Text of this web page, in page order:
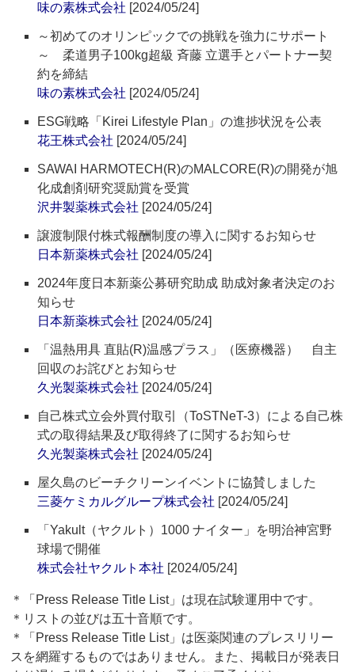
味の素株式会社 [2024/05/24]
～初めてのオリンピックでの挑戦を強力にサポート
～ 柔道男子100kg超級 斉藤 立選手とパートナー契
約を締結
味の素株式会社 [2024/05/24]
ESG戦略「Kirei Lifestyle Plan」の進捗状況を公表
花王株式会社 [2024/05/24]
SAWAI HARMOTECH(R)のMALCORE(R)の開発が旭
化成創剤研究奨励賞を受賞
沢井製薬株式会社 [2024/05/24]
譲渡制限付株式報酬制度の導入に関するお知らせ
日本新薬株式会社 [2024/05/24]
2024年度日本新薬公募研究助成 助成対象者決定のお
知らせ
日本新薬株式会社 [2024/05/24]
「温熱用具 直貼(R)温感プラス」（医療機器） 自主
回収のお詫びとお知らせ
久光製薬株式会社 [2024/05/24]
自己株式立会外買付取引（ToSTNeT-3）による自己株
式の取得結果及び取得終了に関するお知らせ
久光製薬株式会社 [2024/05/24]
屋久島のビーチクリーンイベントに協賛しました
三菱ケミカルグループ株式会社 [2024/05/24]
「Yakult（ヤクルト）1000 ナイター」を明治神宮野
球場で開催
株式会社ヤクルト本社 [2024/05/24]
＊「Press Release Title List」は現在試験運用中です。
＊リストの並びは五十音順です。
＊「Press Release Title List」は医薬関連のプレスリリー
スを網羅するものではありません。また、掲載日が発表日